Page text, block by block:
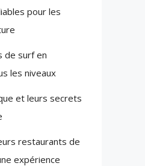
pour les
de surf en
les niveaux
et leurs secrets
restaurants de
expérience